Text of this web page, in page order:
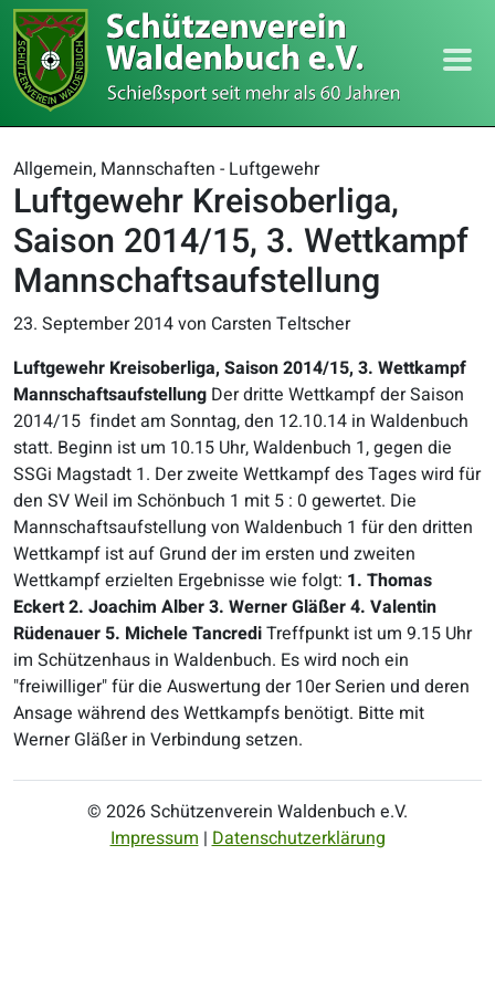
Allgemein, Mannschaften - Luftgewehr
Luftgewehr Kreisoberliga,
Saison 2014/15, 3. Wettkampf
Mannschaftsaufstellung
23. September 2014von Carsten Teltscher
Luftgewehr Kreisoberliga, Saison 2014/15, 3. Wettkampf
Mannschaftsaufstellung Der dritte Wettkampf der Saison
2014/15 findet am Sonntag, den 12.10.14 in Waldenbuch
statt. Beginn ist um 10.15 Uhr, Waldenbuch 1, gegen die
SSGi Magstadt 1. Der zweite Wettkampf des Tages wird für
den SV Weil im Schönbuch 1 mit 5 : 0 gewertet. Die
Mannschaftsaufstellung von Waldenbuch 1 für den dritten
Wettkampf ist auf Grund der im ersten und zweiten
Wettkampf erzielten Ergebnisse wie folgt: 1. Thomas
Eckert2. Joachim Alber3. Werner Gläßer4. Valentin
Rüdenauer5. Michele TancrediTreffpunkt ist um 9.15 Uhr
im Schützenhaus in Waldenbuch. Es wird noch ein
"freiwilliger" für die Auswertung der 10er Serien und deren
Ansage während des Wettkampfs benötigt. Bitte mit
Werner Gläßer in Verbindung setzen.
© 2026 Schützenverein Waldenbuch e.V.
Impressum|Datenschutzerklärung